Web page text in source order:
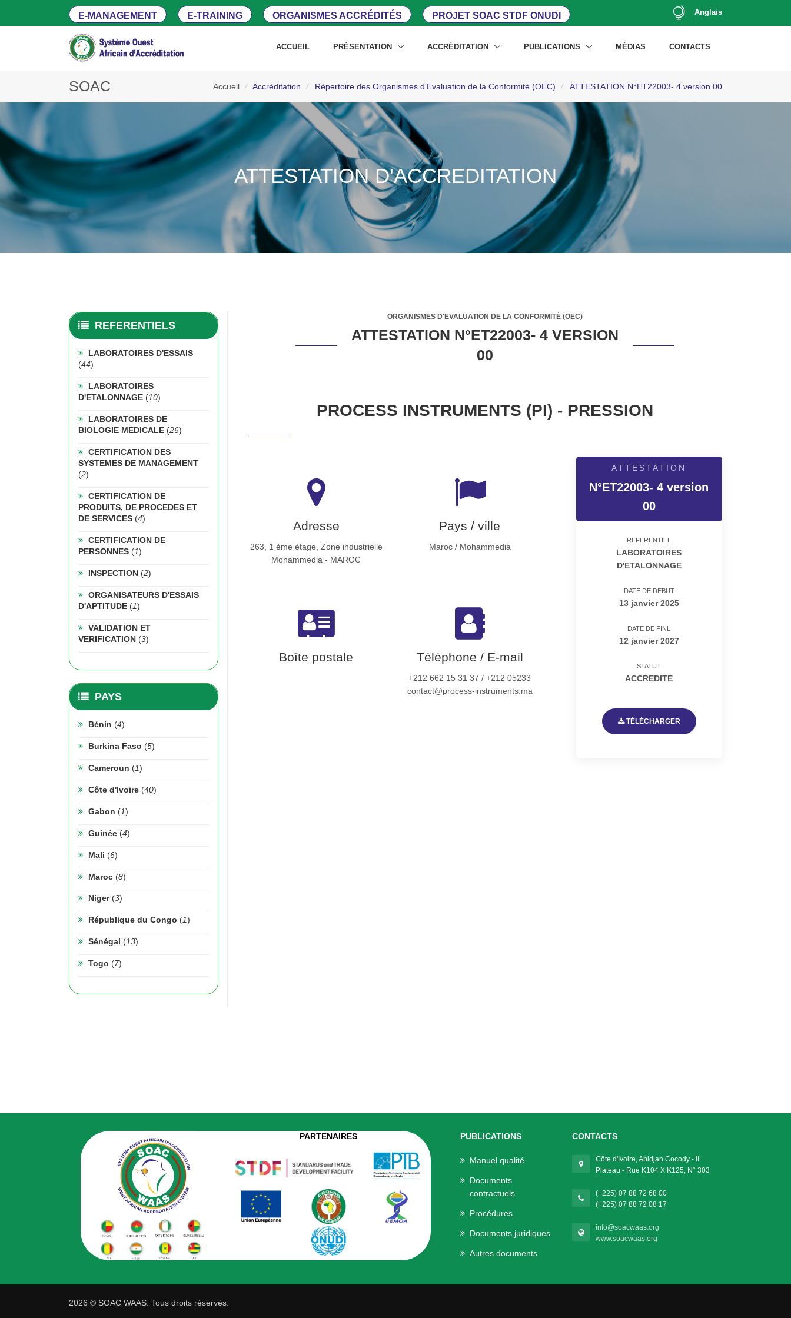
E-MANAGEMENT E-TRAINING ORGANISMES ACCRÉDITÉS PROJET SOAC STDF ONUDI Anglais
ACCUEIL PRÉSENTATION ACCRÉDITATION PUBLICATIONS MÉDIAS CONTACTS
SOAC Accueil / Accréditation / Répertoire des Organismes d'Evaluation de la Conformité (OEC) / ATTESTATION N°ET22003- 4 version 00
ATTESTATION D'ACCREDITATION
ORGANISMES D'EVALUATION DE LA CONFORMITÉ (OEC)
ATTESTATION N°ET22003- 4 VERSION
00
PROCESS INSTRUMENTS (PI) - PRESSION
Adresse
263, 1 ème étage, Zone industrielle
Mohammedia - MAROC
Pays / ville
Maroc / Mohammedia
Boîte postale Téléphone / E-mail
+212 662 15 31 37 / +212 05233
contact@process-instruments.ma
ATTESTATION
N°ET22003- 4 version
00
REFERENTIEL
LABORATOIRES
D'ETALONNAGE
DATE DE DEBUT
13 janvier 2025
DATE DE FINL
12 janvier 2027
STATUT
ACCREDITE
TÉLÉCHARGER
REFERENTIELS
LABORATOIRES D'ESSAIS
(44)
LABORATOIRES
D'ETALONNAGE (10)
LABORATOIRES DE
BIOLOGIE MEDICALE (26)
CERTIFICATION DES
SYSTEMES DE MANAGEMENT
(2)
CERTIFICATION DE
PRODUITS, DE PROCEDES ET
DE SERVICES (4)
CERTIFICATION DE
PERSONNES (1)
INSPECTION (2)
ORGANISATEURS D'ESSAIS
D'APTITUDE (1)
VALIDATION ET
VERIFICATION (3)
PAYS
Bénin (4)
Burkina Faso (5)
Cameroun (1)
Côte d'Ivoire (40)
Gabon (1)
Guinée (4)
Mali (6)
Maroc (8)
Niger (3)
République du Congo (1)
Sénégal (13)
Togo (7)
PARTENAIRES PUBLICATIONS
Manuel qualité
Documents
contractuels
Procédures
Documents juridiques
Autres documents
CONTACTS
Côte d'Ivoire, Abidjan Cocody - II
Plateau - Rue K104 X K125, N° 303
(+225) 07 88 72 68 00
(+225) 07 88 72 08 17
info@soacwaas.org
www.soacwaas.org
2026 © SOAC WAAS. Tous droits réservés.